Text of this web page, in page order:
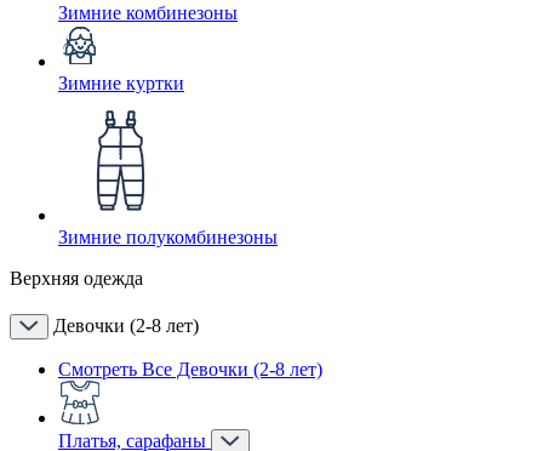
Зимние комбинезоны
Зимние куртки
Зимние полукомбинезоны
Верхняя одежда
Девочки (2-8 лет)
Смотреть Все Девочки (2-8 лет)
Платья, сарафаны